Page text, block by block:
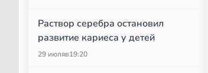
Раствор серебра остановил
развитие кариеса у детей
29 июляв19:20